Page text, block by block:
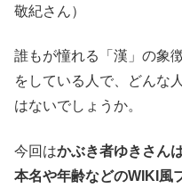
敬紀さん）
誰もが憧れる「漢」の象
をしている人で、どんな
はないでしょうか。
今回はかぶき者ゆきさん
本名や年齢などのWIKI風